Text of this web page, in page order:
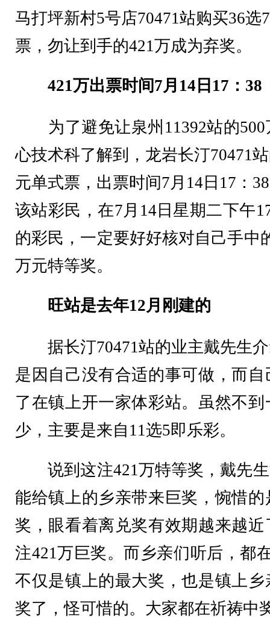
马打坪新村5号店70471站购买36
票，勿让到手的421万成为弃奖。
421万出票时间7月14日17：38
为了避免让泉州11392站的500
心技术科了解到，龙岩长汀70471
元单式票，出票时间7月14日17：
该站彩民，在7月14日星期二下午
的彩民，一定要好好核对自己手中
万元特等奖。
旺站是去年12月刚建的
据长汀70471站的业主戴先生介
是因自己没有合适的事可做，而
了在镇上开一家体彩站。虽然不
少，主要是来自11选5即乐彩。
说到这注421万特等奖，戴先生
能给镇上的乡亲带来巨奖，惋惜
奖，眼看着离兑奖有效期越来越
注421万巨奖。而乡亲们听后，都
不仅是镇上的最大奖，也是镇上
奖了，怪可惜的。大家都在祈祷中